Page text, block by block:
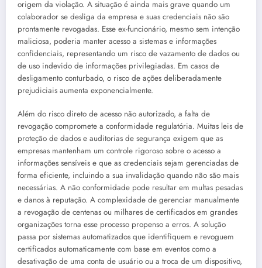
origem da violação. A situação é ainda mais grave quando um
colaborador se desliga da empresa e suas credenciais não são
prontamente revogadas. Esse ex-funcionário, mesmo sem intenção
maliciosa, poderia manter acesso a sistemas e informações
confidenciais, representando um risco de vazamento de dados ou
de uso indevido de informações privilegiadas. Em casos de
desligamento conturbado, o risco de ações deliberadamente
prejudiciais aumenta exponencialmente.
Além do risco direto de acesso não autorizado, a falta de
revogação compromete a conformidade regulatória. Muitas leis de
proteção de dados e auditorias de segurança exigem que as
empresas mantenham um controle rigoroso sobre o acesso a
informações sensíveis e que as credenciais sejam gerenciadas de
forma eficiente, incluindo a sua invalidação quando não são mais
necessárias. A não conformidade pode resultar em multas pesadas
e danos à reputação. A complexidade de gerenciar manualmente
a revogação de centenas ou milhares de certificados em grandes
organizações torna esse processo propenso a erros. A solução
passa por sistemas automatizados que identifiquem e revoguem
certificados automaticamente com base em eventos como a
desativação de uma conta de usuário ou a troca de um dispositivo,